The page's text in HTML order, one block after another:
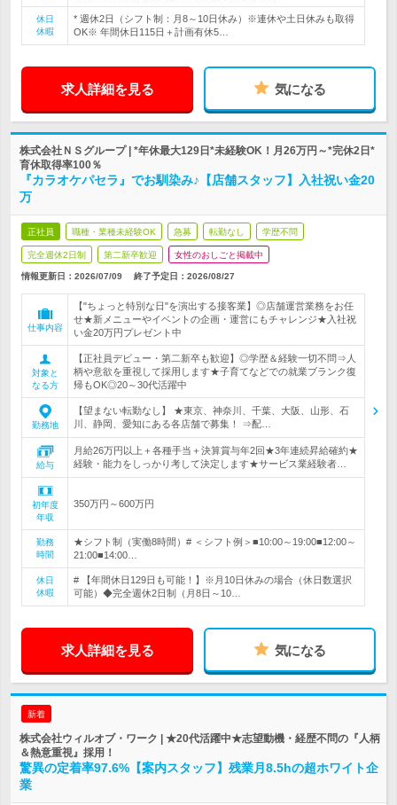
休日
休暇
* 週休2日（シフト制：月8～10日休み）※連休や土日休みも取得
OK※ 年間休日115日＋計画有休5…
求人詳細を見る 気になる
株式会社ＮＳグループ | *年休最大129日*未経験OK！月26万円～*完休2日*
育休取得率100％
『カラオケパセラ』でお馴染み♪【店舗スタッフ】入社祝い金20
万
正社員 職種・業種未経験OK 急募 転勤なし 学歴不問
完全週休2日制 第二新卒歓迎 女性のおしごと掲載中
情報更新日：2026/07/09 終了予定日： 2026/08/27
仕事内容
【"ちょっと特別な日"を演出する接客業】◎店舗運営業務をお任
せ★新メニューやイベントの企画・運営にもチャレンジ★入社祝
い金20万円プレゼント中
対象と
なる方
【正社員デビュー・第二新卒も歓迎】◎学歴＆経験一切不問⇒人
柄や意欲を重視して採用します★子育てなどでの就業ブランク復
帰もOK◎20～30代活躍中
勤務地
【望まない転勤なし】 ★東京、神奈川、千葉、大阪、山形、石
川、静岡、愛知にある各店舗で募集！ ⇒配…
給与
月給26万円以上＋各種手当＋決算賞与年2回★3年連続昇給確約★
経験・能力をしっかり考して決定します★サービス業経験者…
初年度
年収
350万円～600万円
勤務
時間
★シフト制（実働8時間）# ＜シフト例＞■10:00～19:00■12:00～
21:00■14:00…
休日
休暇
# 【年間休日129日も可能！】※月10日休みの場合（休日数選択
可能）◆完全週休2日制（月8日～10…
求人詳細を見る 気になる
新着
株式会社ウィルオブ・ワーク | ★20代活躍中★志望動機・経歴不問の『人柄
＆熱意重視』採用！
驚異の定着率97.6%【案内スタッフ】残業月8.5hの超ホワイト企
業